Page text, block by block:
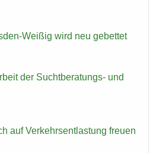
​Weißig wird neu ge­bet­tet
der Suchtberatungs-​ und
auf Ver­kehrs­ent­las­tung freu­en